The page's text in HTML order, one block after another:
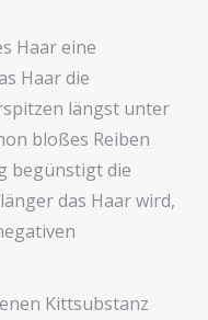
Haar eine
Haar die
längst unter
bloßes Reiben
begünstigt die
das Haar wird,
Kittsubstanz